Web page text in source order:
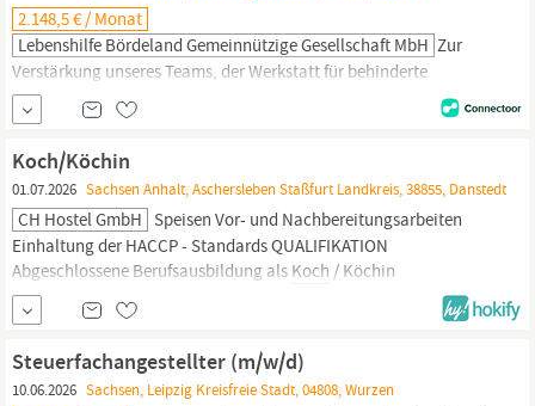
2.148,5 € / Monat
Lebenshilfe Bördeland Gemeinnützige Gesellschaft MbH Zur
Verstärkung unseres Teams, der Werkstatt für behinderte
Menschen – Außenstelle Tiergarten Café im Tiergarten Staßfurt
suchen wir zum nächstmöglichen Termin einen:
(m/w/d)
mit einer derzeitigen wöchentlichen Arbeitszeit von 35
Wochenstunden. Ihr Aufgabenbereich: Zubereitung von Speisen
im A-la-carte-Geschäft sowie eigenverantwortliches...
Koch/Köchin
01.07.2026 Sachsen Anhalt, Aschersleben Staßfurt Landkreis, 38855, Danstedt
CH Hostel GmbH Speisen Vor- und Nachbereitungsarbeiten
Einhaltung der HACCP - Standards QUALIFIKATION
Abgeschlossene Berufsausbildung als Koch / Köchin
Begeisterungsfähigkeit, Zuverlässigkeit, Motivation und
Qualitätsbewusstsein umfassende Fach- und Produktkenntnisse
selbstständiges Arbeiten Erfahrung als
Geschäft belastbar,...
Steuerfachangestellter (m/w/d)
10.06.2026 Sachsen, Leipzig Kreisfreie Stadt, 04808, Wurzen